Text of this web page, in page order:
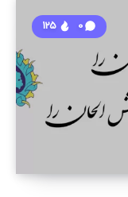
0
125